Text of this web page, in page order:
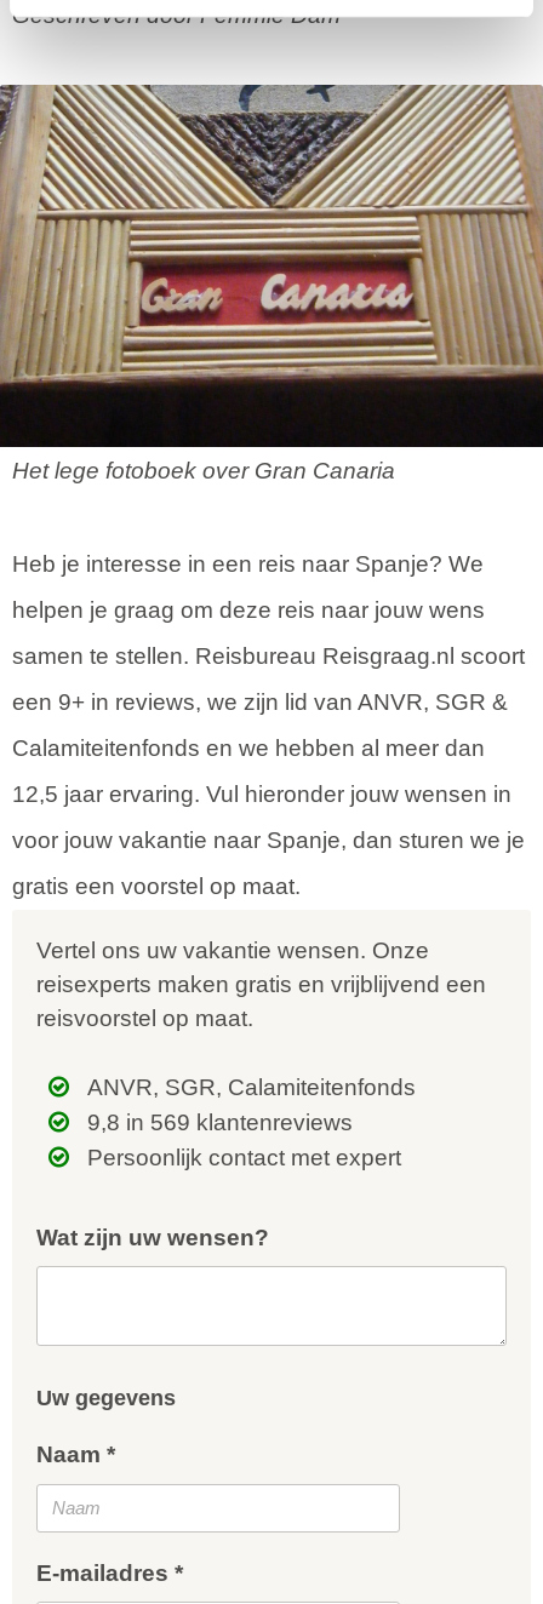
Geschreven door Femmie Dam
Het lege fotoboek over Gran Canaria
Heb je interesse in een reis naar Spanje? We
helpen je graag om deze reis naar jouw wens
samen te stellen. Reisbureau Reisgraag.nl scoort
een 9+ in reviews, we zijn lid van ANVR, SGR &
Calamiteitenfonds en we hebben al meer dan
12,5 jaar ervaring. Vul hieronder jouw wensen in
voor jouw vakantie naar Spanje, dan sturen we je
gratis een voorstel op maat.
Vertel ons uw vakantie wensen. Onze
reisexperts maken gratis en vrijblijvend een
reisvoorstel op maat.
ANVR, SGR, Calamiteitenfonds
9,8 in 569 klantenreviews
Persoonlijk contact met expert
Wat zijn uw wensen?
Uw gegevens
Naam *
E-mailadres *